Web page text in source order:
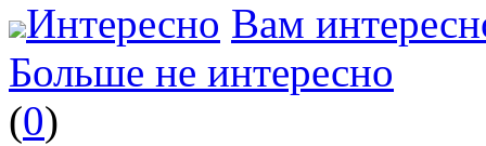
Интересно Вам
Больше не интересно
(0)